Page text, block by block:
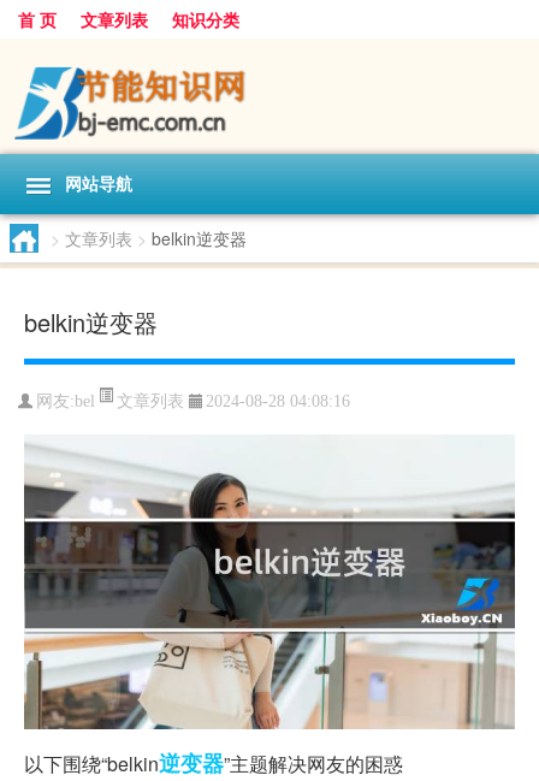
首 页 文章列表 知识分类
网站导航
> 文章列表 > belkin逆变器
belkin逆变器
网友:bel 文章列表 2024-08-28 04:08:16
以下围绕“belkin逆变器”主题解决网友的困惑